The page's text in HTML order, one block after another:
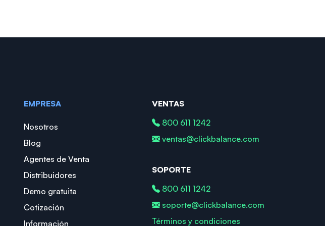
EMPRESA
Nosotros
Blog
Agentes de Venta
Distribuidores
Demo gratuita
Cotización
Información
VENTAS
800 611 1242
ventas@clickbalance.com
SOPORTE
800 611 1242
soporte@clickbalance.com
Términos y condiciones